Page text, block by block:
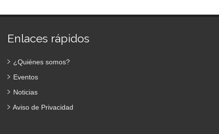
Enlaces rápidos
¿Quiénes somos?
Eventos
Noticias
Aviso de Privacidad